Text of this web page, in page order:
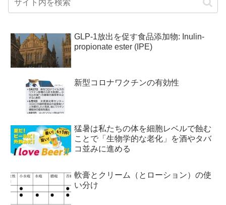
GLP-1放出を促す食品添加物: Inulin-
propionate ester (IPE)
新型コロナワクチンの有効性
猛暑は私たちの体を細胞レベルで蝕む
ことで「生物学的な老化」を酒やタバ
コ並みに進める
軟膏とクリーム（とローション）の使
い分け